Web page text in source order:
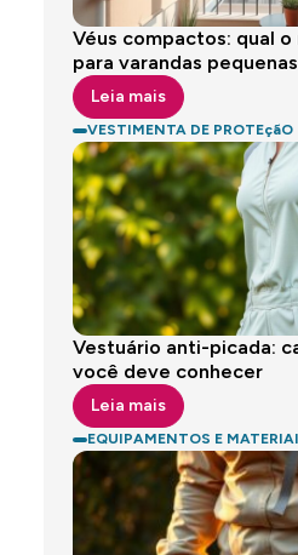
Véus compactos: qual
para varandas pequenas
Leia mais
VESTIMENTA DE PROTEçãO
Vestuário anti-picada:
você deve conhecer
Leia mais
EQUIPAMENTOS E